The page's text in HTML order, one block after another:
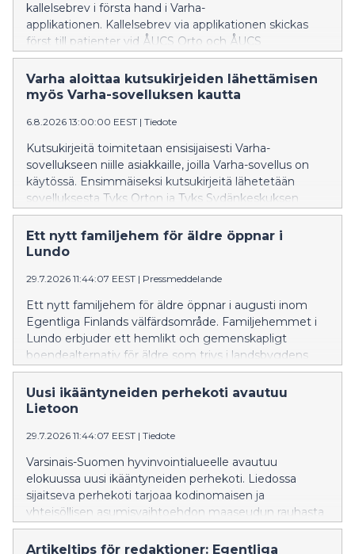
kallelsebrev i första hand i Varha-
applikationen. Kallelsebrev via applikationen skickas
först till patienter vid ÅUCS Orto och ÅUCS
Hjärtcentret. Utifrån erfarenheterna utvidgas
verksamhetsmodellen senare också till de övriga
specialområdena inom ÅUCS-sjukhustjänster.
Varha aloittaa kutsukirjeiden lähettämisen
myös Varha-sovelluksen kautta
6.8.2026 13:00:00 EEST | Tiedote
Kutsukirjeitä toimitetaan ensisijaisesti Varha-
sovellukseen niille asiakkaille, joilla Varha-sovellus on
käytössä. Ensimmäiseksi kutsukirjeitä lähetetään
sovelluksesta Tyks Orton ja Tyks Sydänkeskuksen
potilaille. Kokemusten perusteella toimintamallia
laajennetaan myöhemmin myös muille Tyks-
sairaalapalveluiden erikoisaloille.
Ett nytt familjehem för äldre öppnar i
Lundo
29.7.2026 11:44:07 EEST | Pressmeddelande
Ett nytt familjehem för äldre öppnar i augusti inom
Egentliga Finlands välfärdsområde. Familjehemmet i
Lundo erbjuder ett hemlikt och gemenskapligt
boendealternativ för äldre som trivs i landsbygdens
lugn och ro.
Uusi ikääntyneiden perhekoti avautuu
Lietoon
29.7.2026 11:44:07 EEST | Tiedote
Varsinais-Suomen hyvinvointialueelle avautuu
elokuussa uusi ikääntyneiden perhekoti. Liedossa
sijaitseva perhekoti tarjoaa kodinomaisen ja
yhteisöllisen asumisvaihtoehdon maaseudun rauhasta
nauttiville ikäihmisille.
Artikeltips för redaktioner: Egentliga